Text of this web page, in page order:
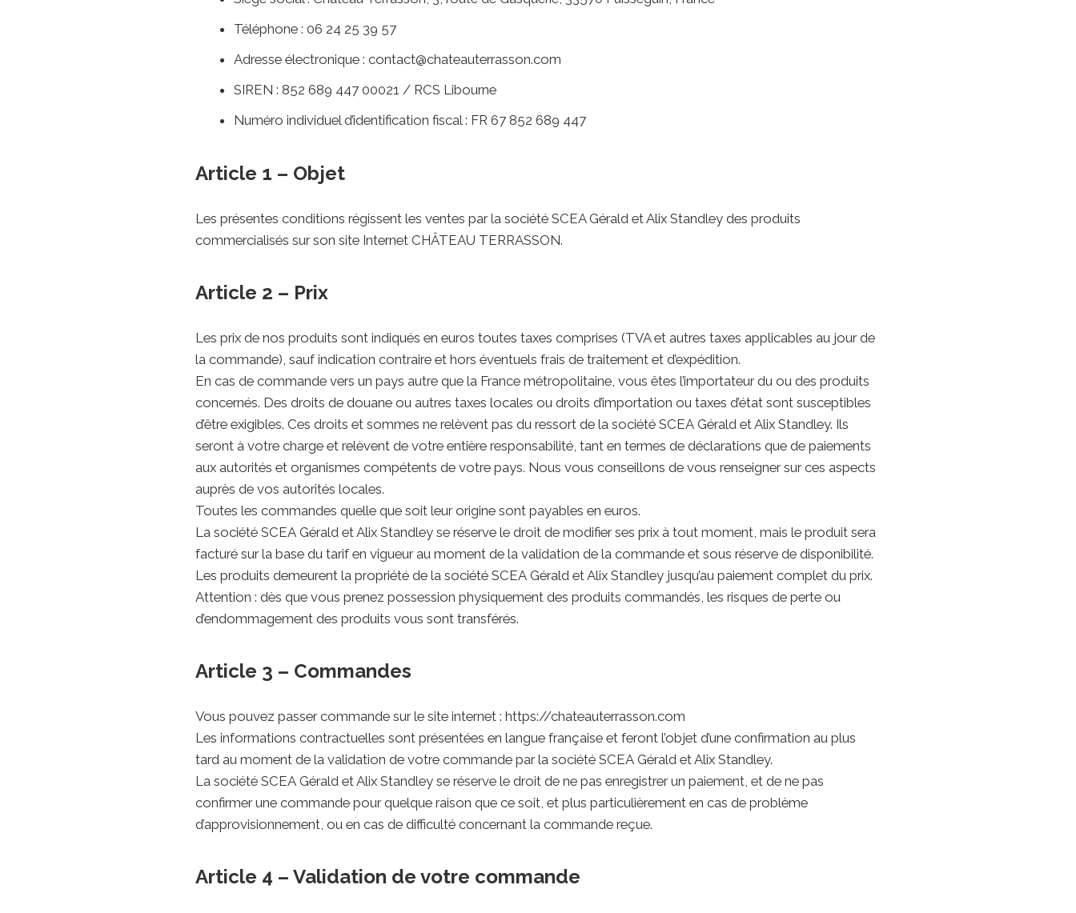
Téléphone : 06 24 25 39 57
Adresse électronique : contact@chateauterrasson.com
SIREN : 852 689 447 00021 / RCS Libourne
Numéro individuel d’identification fiscal : FR 67 852 689 447
Article 1 – Objet
Les présentes conditions régissent les ventes par la société SCEA Gérald et Alix Standley des produits
commercialisés sur son site Internet CHÂTEAU TERRASSON.
Article 2 – Prix
Les prix de nos produits sont indiqués en euros toutes taxes comprises (TVA et autres taxes applicables au jour de
la commande), sauf indication contraire et hors éventuels frais de traitement et d’expédition.
En cas de commande vers un pays autre que la France métropolitaine, vous êtes l’importateur du ou des produits
concernés. Des droits de douane ou autres taxes locales ou droits d’importation ou taxes d’état sont susceptibles
d’être exigibles. Ces droits et sommes ne relèvent pas du ressort de la société SCEA Gérald et Alix Standley. Ils
seront à votre charge et relèvent de votre entière responsabilité, tant en termes de déclarations que de paiements
aux autorités et organismes compétents de votre pays. Nous vous conseillons de vous renseigner sur ces aspects
auprès de vos autorités locales.
Toutes les commandes quelle que soit leur origine sont payables en euros.
La société SCEA Gérald et Alix Standley se réserve le droit de modifier ses prix à tout moment, mais le produit sera
facturé sur la base du tarif en vigueur au moment de la validation de la commande et sous réserve de disponibilité.
Les produits demeurent la propriété de la société SCEA Gérald et Alix Standley jusqu’au paiement complet du prix.
Attention : dès que vous prenez possession physiquement des produits commandés, les risques de perte ou
d’endommagement des produits vous sont transférés.
Article 3 – Commandes
Vous pouvez passer commande sur le site internet : https://chateauterrasson.com
Les informations contractuelles sont présentées en langue française et feront l’objet d’une confirmation au plus
tard au moment de la validation de votre commande par la société SCEA Gérald et Alix Standley.
La société SCEA Gérald et Alix Standley se réserve le droit de ne pas enregistrer un paiement, et de ne pas
confirmer une commande pour quelque raison que ce soit, et plus particulièrement en cas de problème
d’approvisionnement, ou en cas de difficulté concernant la commande reçue.
Article 4 – Validation de votre commande